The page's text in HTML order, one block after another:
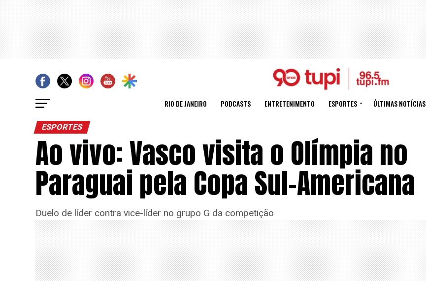
RIO DE JANEIRO PODCASTS ENTRETENIMENTO ESPORTES ÚLTIMAS NOTÍCIAS
ESPORTES
Ao vivo: Vasco visita o Olímpia no
Paraguai pela Copa Sul-Americana
Duelo de líder contra vice-líder no grupo G da competição